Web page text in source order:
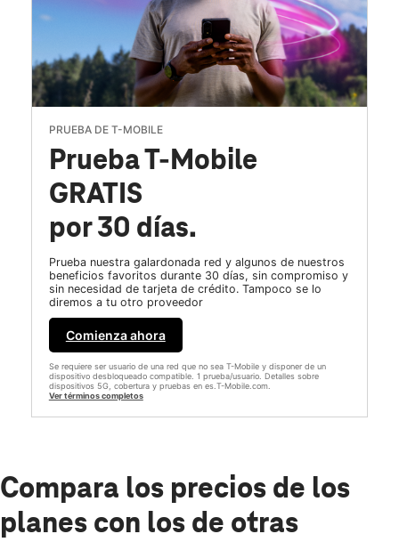
PRUEBA DE T-MOBILE
Prueba T-Mobile
GRATIS
por 30 días.
Prueba nuestra galardonada red y algunos de nuestros
beneficios favoritos durante 30 días, sin compromiso y
sin necesidad de tarjeta de crédito. Tampoco se lo
diremos a tu otro proveedor
Comienza ahora
Se requiere ser usuario de una red que no sea T-Mobile y disponer de un
dispositivo desbloqueado compatible. 1 prueba/usuario. Detalles sobre
dispositivos 5G, cobertura y pruebas en es.T-Mobile.com.
Ver términos completos
Compara los precios de los
planes con los de otras